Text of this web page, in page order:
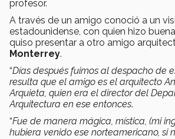
profesor.
A través de un amigo conoció a un
estadounidense, con quien hizo
quiso presentar a otro amigo
Monterrey.
“Días después fuimos al despacho de
resulta que el amigo es el arquitecto
Arquieta, quien era el director del
Arquitectura en ese entonces.
“Fue de manera mágica, mística, (mi
hubiera venido ese norteamericano, si